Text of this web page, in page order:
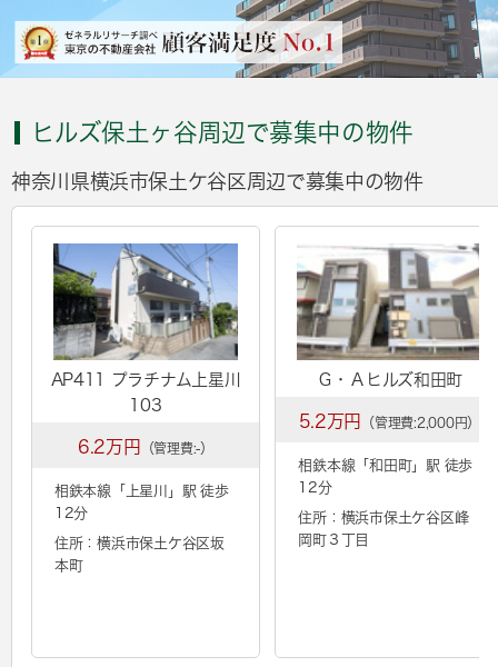
ヒルズ保土ヶ谷周辺で募集中の物件
神奈川県横浜市保土ケ谷区周辺で募集中の物件
AP411 プラチナム上星川
103
6.2万円 （管理費:-）
相鉄本線「 上星川
」駅 徒歩
12分
住所：横浜市保土ケ谷区坂
本町
Ｇ・Ａヒルズ和田町
5.2万円 （管理費:2,000円）
相鉄本線「和田町」駅 徒歩
12分
住所：横浜市保土ケ谷区峰
岡町３丁目